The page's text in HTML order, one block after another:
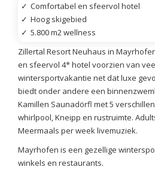
✓ Comfortabel en sfeervol hotel
✓ Hoog skigebied
✓ 5.800 m2 wellness
Zillertal Resort Neuhaus in
en sfeervol 4* hotel voorzien van
wintersportvakantie net dat luxe
biedt onder andere een
Kamillen Saunadörfl met 5
whirlpool, Kneipp en rustruimte.
Meermaals per week livemuziek.
Mayrhofen is een gezellige
winkels en restaurants.